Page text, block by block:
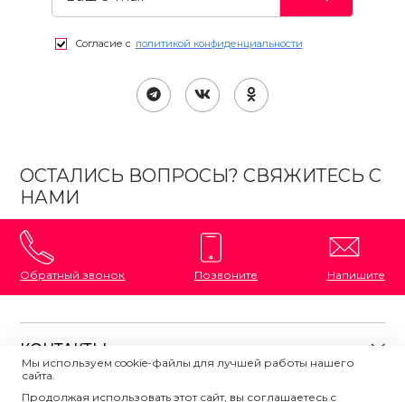
Согласие с политикой конфиденциальности
ОСТАЛИСЬ ВОПРОСЫ? СВЯЖИТЕСЬ С
НАМИ
Обратный звонок Позвоните Напишите
КОНТАКТЫ
8 (800) 333-87-72
Мы используем cookie-файлы для лучшей работы нашего
сайта.
Продолжая использовать этот сайт, вы соглашаетесь с